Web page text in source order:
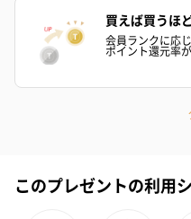
買えば買うほ
会員ランクに応
ポイント還元率
このプレゼントの利用